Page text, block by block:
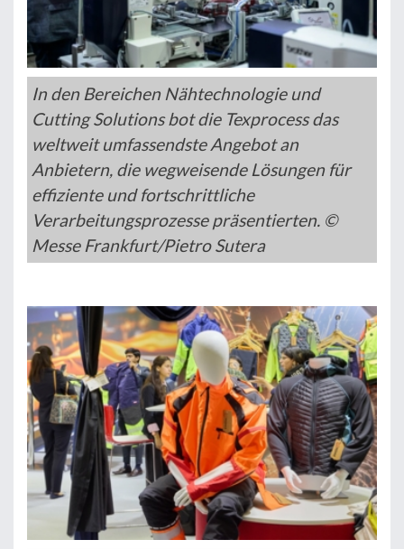
In den Bereichen Nähtechnologie und
Cutting Solutions bot die Texprocess das
weltweit umfassendste Angebot an
Anbietern, die wegweisende Lösungen für
effiziente und fortschrittliche
Verarbeitungsprozesse präsentierten. ©
Messe Frankfurt/Pietro Sutera